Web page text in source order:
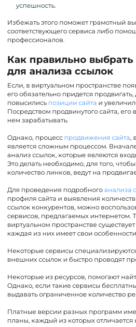
успешность.
Избежать этого поможет грамотный
соответствующего сервиса либо
профессионалов.
Как правильно
для анализа ссылок
Если, в виртуальном пространстве
его обязательно придется продвигать,
повысились позиции сайта и
Посредством продвинутого сайта, его
нем зарабатывать.
Однако, процесс продвижения сайта,
является сложным процессом.
анализ ссылок, которые являются
Это делать необходимо, для того,
количество линков, ведут на
Для проведения подробногоанализа
профиля сайта и выявления
ссылок конкурентов, можно
сервисов, предлагаемых интернетом.
виртуальном пространстве
каждая из них имеет свои
Некоторые сервисы
внешних ссылок и быстро проводят
Некоторые из ресурсов, помогают
Однако, если такие сервисы
выдавать ограниченное количество
Платные версии разных программ
планы, каждый из которых отличается